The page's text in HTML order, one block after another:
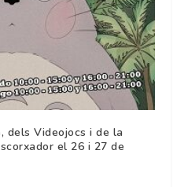
dels Videojocs i de la
el 26 i 27 de